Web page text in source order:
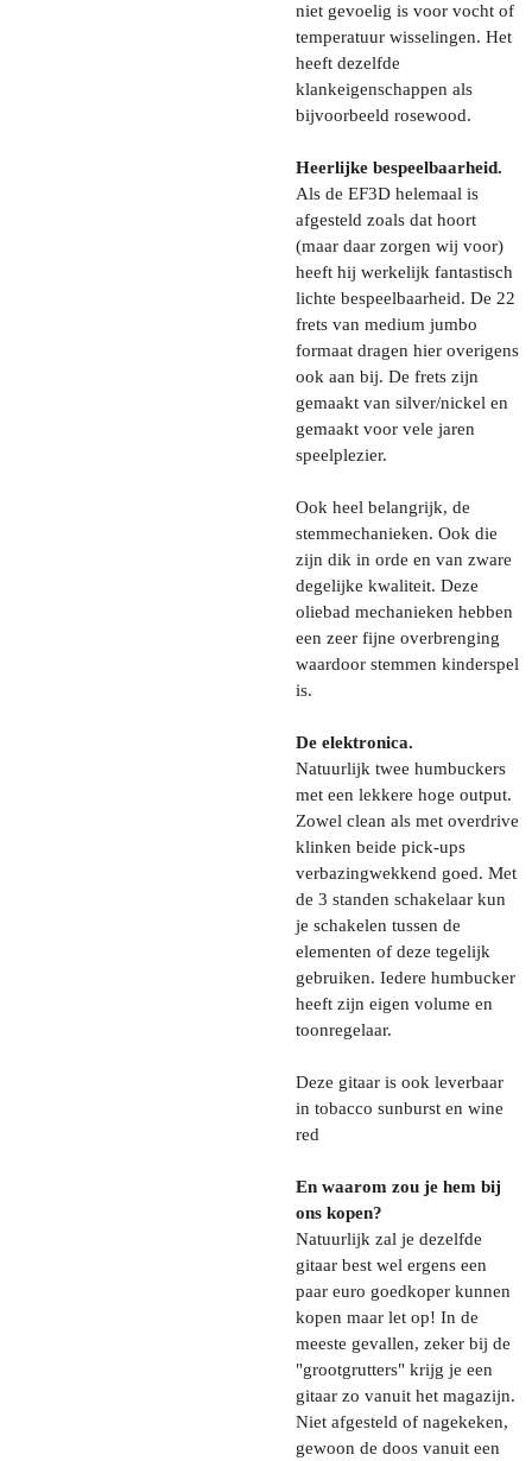
niet gevoelig is voor vocht of
temperatuur wisselingen. Het
heeft dezelfde
klankeigenschappen als
bijvoorbeeld rosewood.
Heerlijke bespeelbaarheid.
Als de EF3D helemaal is
afgesteld zoals dat hoort
(maar daar zorgen wij voor)
heeft hij werkelijk fantastisch
lichte bespeelbaarheid. De 22
frets van medium jumbo
formaat dragen hier overigens
ook aan bij. De frets zijn
gemaakt van silver/nickel en
gemaakt voor vele jaren
speelplezier.
Ook heel belangrijk, de
stemmechanieken. Ook die
zijn dik in orde en van zware
degelijke kwaliteit. Deze
oliebad mechanieken hebben
een zeer fijne overbrenging
waardoor stemmen kinderspel
is.
De elektronica.
Natuurlijk twee humbuckers
met een lekkere hoge output.
Zowel clean als met overdrive
klinken beide pick-ups
verbazingwekkend goed. Met
de 3 standen schakelaar kun
je schakelen tussen de
elementen of deze tegelijk
gebruiken. Iedere humbucker
heeft zijn eigen volume en
toonregelaar.
Deze gitaar is ook leverbaar
in tobacco sunburst en wine
red
En waarom zou je hem bij
ons kopen?
Natuurlijk zal je dezelfde
gitaar best wel ergens een
paar euro goedkoper kunnen
kopen maar let op! In de
meeste gevallen, zeker bij de
"grootgrutters" krijg je een
gitaar zo vanuit het magazijn.
Niet afgesteld of nagekeken,
gewoon de doos vanuit een